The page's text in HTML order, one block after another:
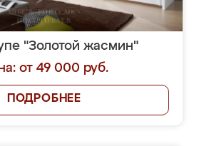
"Золотой жасмин"
от 49 000 руб.
ПОДРОБНЕЕ